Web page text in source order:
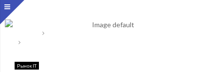
Рынок IT